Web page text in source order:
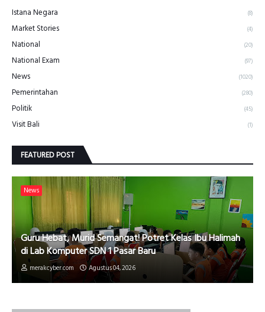
Istana Negara (8)
Market Stories (4)
National (20)
National Exam (97)
News (1020)
Pemerintahan (280)
Politik (45)
Visit Bali (1)
FEATURED POST
News
Guru Hebat, Murid Semangat! Potret Kelas Ibu Halimah
di Lab Komputer SDN 1 Pasar Baru
merakcyber.com Agustus 04, 2026